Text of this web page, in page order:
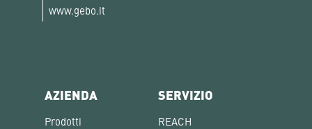
www.gebo.it
AZIENDA
Prodotti
SERVIZIO
REACH